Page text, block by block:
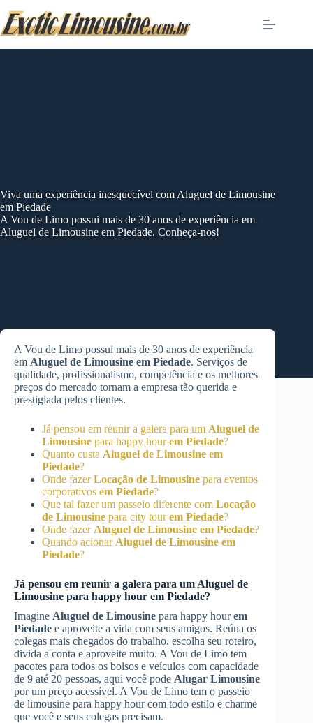
to
content
Viva uma experiência inesquecível com Aluguel de Limousine
em Piedade
A Vou de Limo possui mais de 30 anos de experiência em
Aluguel de Limousine em Piedade. Conheça-nos!
A Vou de Limo possui mais de 30 anos de experiência
em Aluguel de Limousine em Piedade. Serviços de
qualidade, profissionalismo, competência e os melhores
preços do mercado tornam a empresa tão querida e
prestigiada pelos clientes.
Já pensou em reunir a galera para um Aluguel de
Limousine para happy hourem Piedade?
Quanto custa Aluguel de Limousine em
Piedade?
Onde fazerLocação de Limousine para eventos
corporativos em Piedade?
Que tal fazer um passeio diferente com Locação
de Limousine para city tourem Piedade?
Onde fazer Aluguel de Limousine em Piedade?
Quando acionar Aluguel de Limousine em
Piedade?
Já pensou em reunir a galera para um Aluguel de
Limousine para happy hour em Piedade?
Imagine Aluguel de Limousine para happy hourem
Piedade e aproveite a vida com seus amigos. Reúna os
colegas mais chegados do trabalho, escolha seu roteiro,
divida a conta e aproveite muito. A Vou de Limo tem
pacotes para todos os bolsos e veículos com capacidade
de 9 até 20 pessoas, aqui você pode Alugar Limousine
por um preço acessível. A Vou de Limo tem o passeio
de limousine para happy hour com todo estilo e charme
que você e seus colegas precisam.